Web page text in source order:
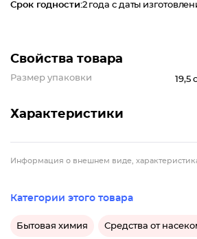
Срок годности:2 года с даты
Свойства товара
Размер упаковки 19,5
Характеристики
Информация о внешнем виде,
Категории этого товара
Бытовая химия Средства от